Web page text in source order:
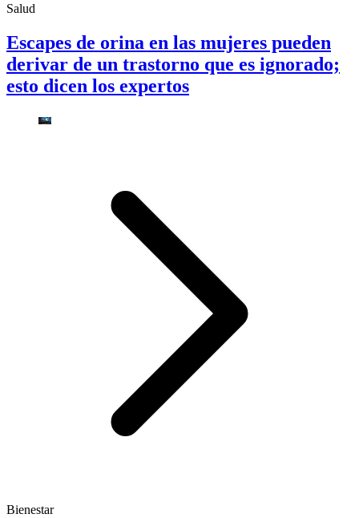
Salud
Escapes de orina en las mujeres pueden
derivar de un trastorno que es ignorado;
esto dicen los expertos
Bienestar